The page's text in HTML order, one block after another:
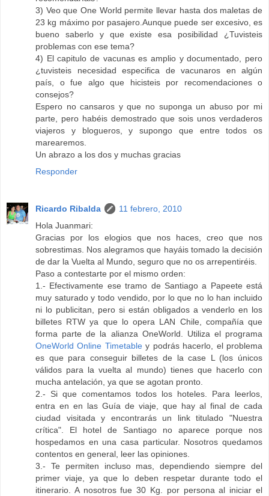
3) Veo que One World permite llevar hasta dos maletas de
23 kg máximo por pasajero.Aunque puede ser excesivo, es
bueno saberlo y que existe esa posibilidad ¿Tuvisteis
problemas con ese tema?
4) El capitulo de vacunas es amplio y documentado, pero
¿tuvisteis necesidad especifica de vacunaros en algún
país, o fue algo que hicisteis por recomendaciones o
consejos?
Espero no cansaros y que no suponga un abuso por mi
parte, pero habéis demostrado que sois unos verdaderos
viajeros y blogueros, y supongo que entre todos os
marearemos.
Un abrazo a los dos y muchas gracias
Responder
Ricardo Ribalda
11 febrero, 2010
Hola Juanmari:
Gracias por los elogios que nos haces, creo que nos
sobrestimas. Nos alegramos que hayáis tomado la decisión
de dar la Vuelta al Mundo, seguro que no os arrepentiréis.
Paso a contestarte por el mismo orden:
1.- Efectivamente ese tramo de Santiago a Papeete está
muy saturado y todo vendido, por lo que no lo han incluido
ni lo publicitan, pero si están obligados a venderlo en los
billetes RTW ya que lo opera LAN Chile, compañía que
forma parte de la alianza OneWorld. Utiliza el programa
OneWorld Online Timetabley podrás hacerlo, el problema
es que para conseguir billetes de la case L (los únicos
válidos para la vuelta al mundo) tienes que hacerlo con
mucha antelación, ya que se agotan pronto.
2.- Si que comentamos todos los hoteles. Para leerlos,
entra en en las Guía de viaje, que hay al final de cada
ciudad visitada y encontrarás un link titulado "Nuestra
crítica". El hotel de Santiago no aparece porque nos
hospedamos en una casa particular. Nosotros quedamos
contentos en general, leer las opiniones.
3.- Te permiten incluso mas, dependiendo siempre del
primer viaje, ya que lo deben respetar durante todo el
itinerario. A nosotros fue 30 Kg. por persona al iniciar el